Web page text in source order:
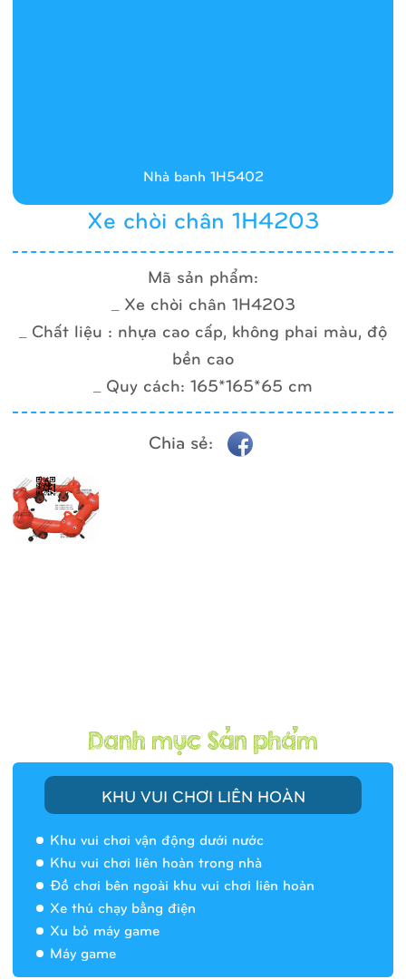
KHU VUI CHƠI LIÊN HOÀN
Khu vui chơi vận động dưới nước
Khu vui chơi liên hoàn trong nhà
Đồ chơi bên ngoài khu vui chơi liên hoàn
Xe thú chạy bằng điện
Xu bỏ máy game
Máy game
Xe chòi chân 1H4203
Mã sản phẩm:
_ Xe chòi chân 1H4203
_ Chất liệu : nhựa cao cấp, không phai màu, độ
bền cao
_ Quy cách: 165*165*65 cm
Chia sẻ:
Nhà banh 1H5402